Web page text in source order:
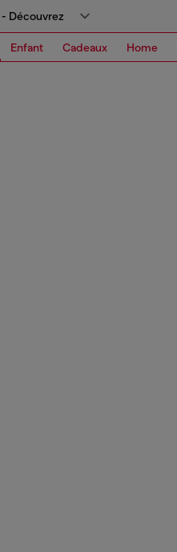
- Découvrez
Enfant Cadeaux Home